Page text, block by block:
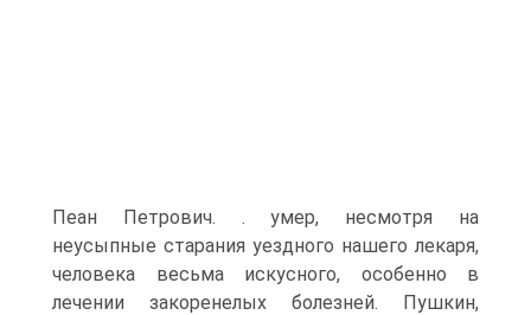
Пеан Петрович. . умер, несмотря на
неусыпные старания уездного нашего лекаря,
человека весьма искусного, особенно в
лечении закоренелых болезней. Пушкин,